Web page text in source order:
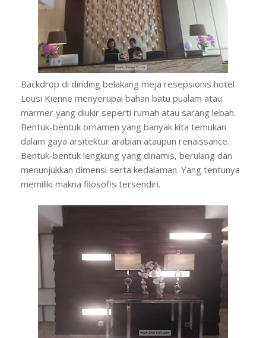
Backdrop di dinding belakang meja resepsionis hotel
Lousi Kienne menyerupai bahan batu pualam atau
marmer yang diukir seperti rumah atau sarang lebah.
Bentuk-bentuk ornamen yang banyak kita temukan
dalam gaya arsitektur arabian ataupun renaissance.
Bentuk-bentuk lengkung yang dinamis, berulang dan
menunjukkan dimensi serta kedalaman. Yang tentunya
memiliki makna filosofis tersendiri.